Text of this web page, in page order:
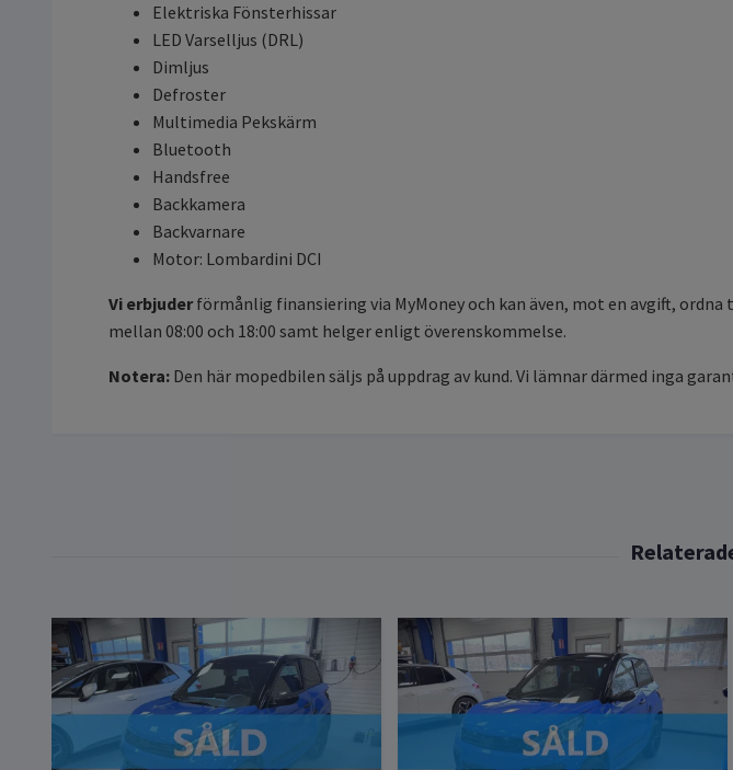
Elektriska Fönsterhissar
LED Varselljus (DRL)
Dimljus
Defroster
Multimedia Pekskärm
Bluetooth
Handsfree
Backkamera
Backvarnare
Motor: Lombardini DCI
Vi erbjuderförmånlig finansiering via MyMoney och kan även, mot en avgift,
mellan 08:00 och 18:00 samt helger enligt överenskommelse.
Notera: Den här mopedbilen säljs på uppdrag av kund. Vi lämnar därmed inga